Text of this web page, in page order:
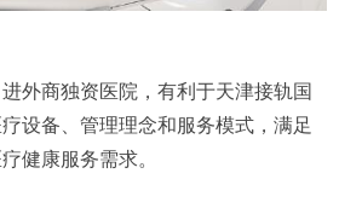
外商独资医院，有利于天津接轨国
设备、管理理念和服务模式，满足
健康服务需求。